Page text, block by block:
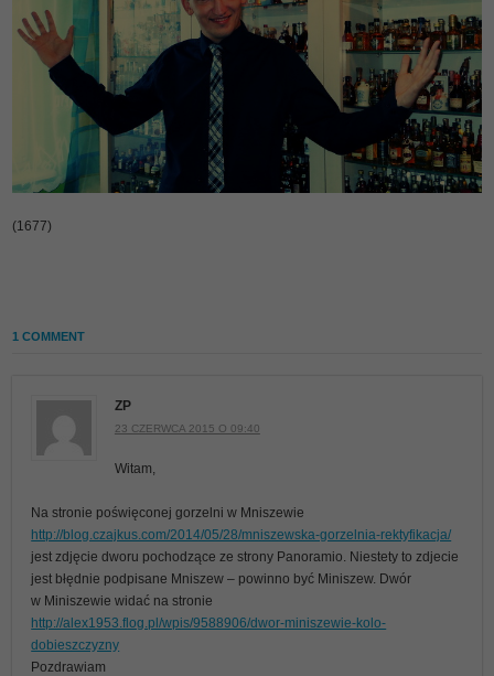
(1677)
1 COMMENT
ZP
23 CZERWCA 2015 O 09:40
Witam,
Na stronie poświęconej gorzelni w Mniszewie
http://blog.czajkus.com/2014/05/28/mniszewska-gorzelnia-rektyfikacja/
jest zdjęcie dworu pochodzące ze strony Panoramio. Niestety to zdjecie
jest błędnie podpisane Mniszew – powinno być Miniszew. Dwór
w Miniszewie widać na stronie
http://alex1953.flog.pl/wpis/9588906/dwor-miniszewie-kolo-
dobieszczyzny
Pozdrawiam